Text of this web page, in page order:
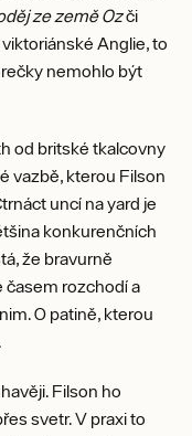
ze země Ozči
Anglie, to
nemohlo být
od britské tkalcovny
vazbě, kterou Filson
uncí na yard je
konkurenčních
že bravurně
časem rozchodí a
O patině, kterou
Filson ho
svetr. V praxi to